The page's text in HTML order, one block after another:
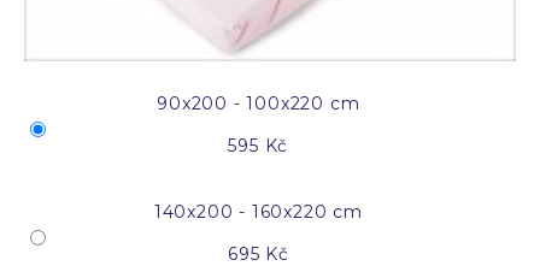
90x200 - 100x220 cm
595 Kč
140x200 - 160x220 cm
695 Kč